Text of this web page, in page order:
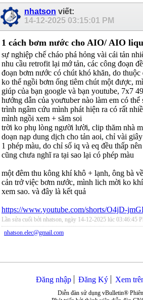
nhatson viết:
14-12-2025 03:15:01 PM
1 cách bơm nước cho AIO/ AIO
sự nghiệp chế cháo phá hỏng vài cái tản
nhu cầu retrofit lại mớ tản, các công đoạn
đoạn bơm nước có chút khó khăn, do thuộc
ko thể ngồi bơm ống tiêm chút một được,
giúp của bạn google và bạn youtube, 7x7
hướng dẫn của yoưtuber nào làm em có
trình ngâm cứu mình phát hiện ra có rất
mình ngồi xem + săm soi
trời ko phụ lòng người lười, clip thăm nhà
doạn nạp dung dịch cho tản aoi, chỉ vài
1 phép màu, do chỉ số iq và eq đều thấp
cũng chưa nghĩ ra tại sao lại có phép màu
một đêm thu kông khí khô + lạnh, ông bà
cản trở việc bơm nước, mình lich mời ko
xem sao. và đây là kết quả
https://www.youtube.com/shorts/O4jD-
Lần sửa cuối bởi nhatson, ngày 14-12-2025 lúc 03:46:45
nhatson.elec@gmail.com
Đăng nhập Đăng Ký Xem
Diễn đàn sử dụng vBulletin®